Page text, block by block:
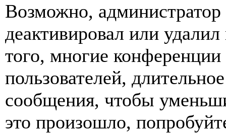
Возможно,
деактивировал или
того, многие
пользователей,
сообщения, чтобы
это произошло,